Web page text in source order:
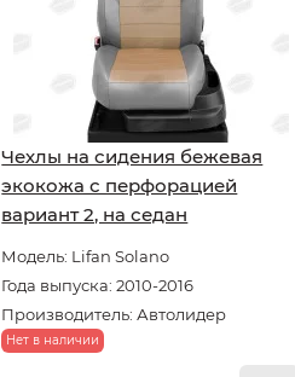
Чехлы на сидения бежевая
экокожа с перфорацией
вариант 2, на седан
Модель: Lifan Solano
Года выпуска: 2010-2016
Производитель: Автолидер
Нет в наличии